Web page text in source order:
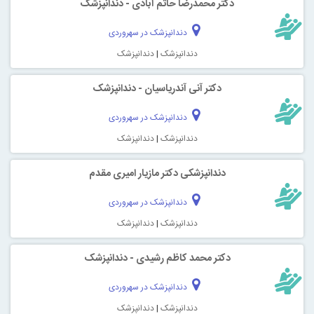
دکتر محمدرضا حاتم آبادی - دندانپزشک
دندانپزشک در سهروردی
دندانپزشک |دندانپزشک
دکتر آنی آندریاسیان - دندانپزشک
دندانپزشک در سهروردی
دندانپزشک |دندانپزشک
دندانپزشکی دکتر مازیار امیری مقدم
دندانپزشک در سهروردی
دندانپزشک |دندانپزشک
دکتر محمد کاظم رشیدی - دندانپزشک
دندانپزشک در سهروردی
دندانپزشک |دندانپزشک